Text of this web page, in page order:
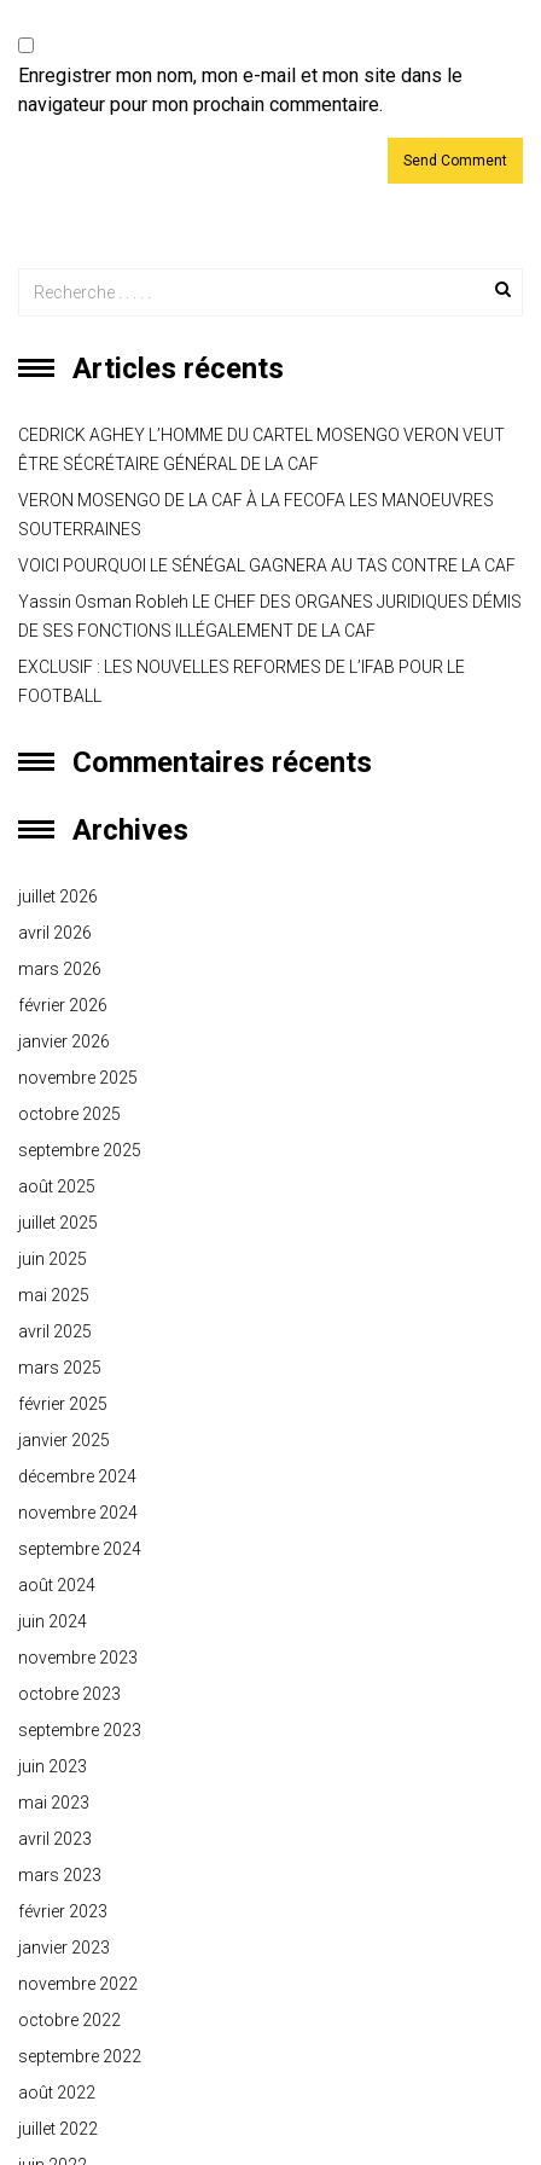
Enregistrer mon nom, mon e-mail et mon site dans le
navigateur pour mon prochain commentaire.
Articles récents
CEDRICK AGHEY L’HOMME DU CARTEL MOSENGO VERON VEUT
ÊTRE SÉCRÉTAIRE GÉNÉRAL DE LA CAF
VERON MOSENGO DE LA CAF À LA FECOFA LES MANOEUVRES
SOUTERRAINES
VOICI POURQUOI LE SÉNÉGAL GAGNERA AU TAS CONTRE LA CAF
Yassin Osman Robleh LE CHEF DES ORGANES JURIDIQUES DÉMIS
DE SES FONCTIONS ILLÉGALEMENT DE LA CAF
EXCLUSIF : LES NOUVELLES REFORMES DE L’IFAB POUR LE
FOOTBALL
Commentaires récents
Archives
juillet 2026
avril 2026
mars 2026
février 2026
janvier 2026
novembre 2025
octobre 2025
septembre 2025
août 2025
juillet 2025
juin 2025
mai 2025
avril 2025
mars 2025
février 2025
janvier 2025
décembre 2024
novembre 2024
septembre 2024
août 2024
juin 2024
novembre 2023
octobre 2023
septembre 2023
juin 2023
mai 2023
avril 2023
mars 2023
février 2023
janvier 2023
novembre 2022
octobre 2022
septembre 2022
août 2022
juillet 2022